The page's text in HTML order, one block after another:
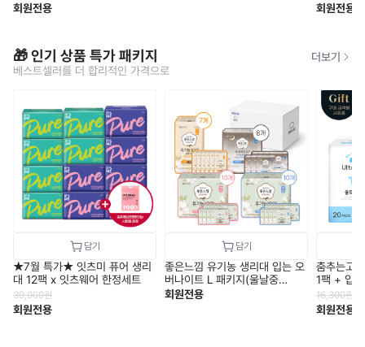
회원전용 회원전용
🎁 인기 상품 특가 패키지
베스트셀러를 더 합리적인 가격으로
더보기
★7월 특가★ 잇츠미 퓨어 생리
대 12팩 x 잇츠웨어 한정세트
39,000원
회원전용
좋은느낌 유기농 생리대 입는 오
버나이트 L 패키지(울날중
10+울날대10+라이너7+입오버
회원전용
춤추는고
1팩 + 입
16,300원
회원전용